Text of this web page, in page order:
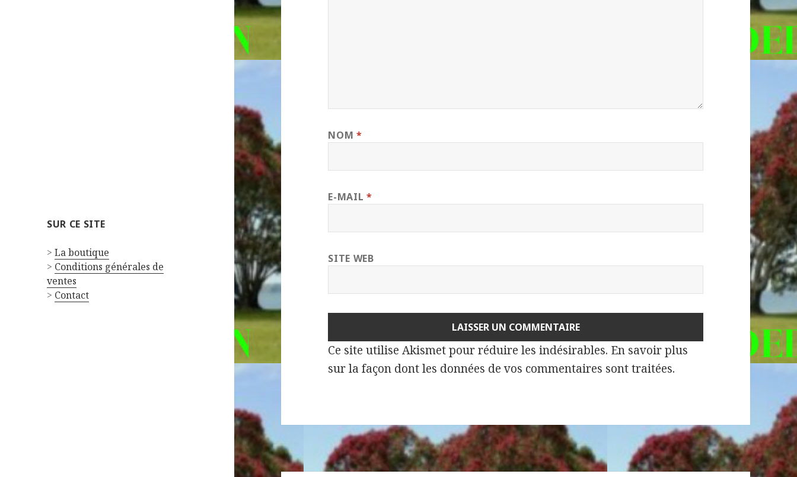
SUR CE SITE
>La boutique
> Conditions générales de
ventes
> Contact
NOM *
E-MAIL *
SITE WEB
Ce site utilise Akismet pour réduire les indésirables. En savoir plus
sur la façon dont les données de vos commentaires sont traitées.